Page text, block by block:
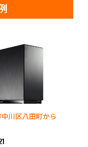
川区八田町から